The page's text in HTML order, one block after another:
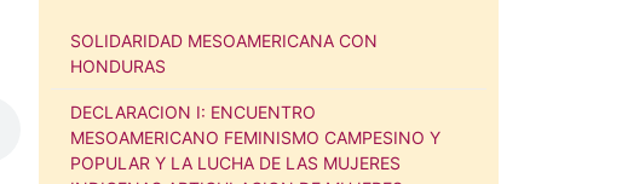
SOLIDARIDAD MESOAMERICANA CON
HONDURAS
DECLARACION I: ENCUENTRO
MESOAMERICANO FEMINISMO CAMPESINO Y
POPULAR Y LA LUCHA DE LAS MUJERES